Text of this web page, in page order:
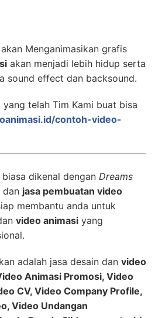
Menganimasikan grafis
akan menjadi lebih hidup serta
sound effect dan backsound.
telah Tim Kami buat bisa
contoh-video-
dikenal dengan Dreams
dan jasa pembuatan video
membantu anda untuk
video animasi yang
adalah jasa desain dan video
Animasi Promosi, Video
CV, Video Company Profile,
Video Undangan